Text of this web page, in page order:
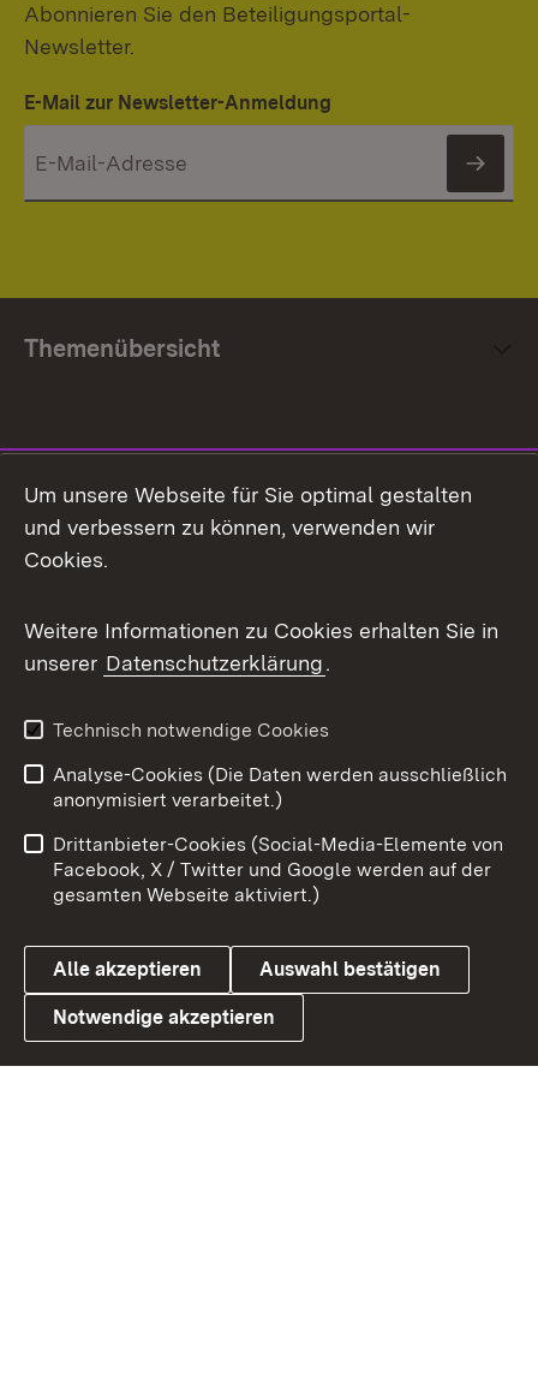
Abonnieren Sie den Beteiligungsportal-
Newsletter.
E-Mail zur Newsletter-Anmeldung
Themenübersicht
Facebook
X / Twitter
Youtube
Link zum Landesportal
Impressum
Kontakt
Barrierefreiheit
Datenschutz
Cookies
Um unsere Webseite für Sie optimal gestalten
und verbessern zu können, verwenden wir
Cookies.
Weitere Informationen zu Cookies erhalten Sie in
unserer Datenschutzerklärung.
Technisch notwendige Cookies
Analyse-Cookies (Die Daten werden ausschließlich
anonymisiert verarbeitet.)
Drittanbieter-Cookies (Social-Media-Elemente von
Facebook, X / Twitter und Google werden auf der
gesamten Webseite aktiviert.)
Alle akzeptieren Auswahl bestätigen
Notwendige akzeptieren